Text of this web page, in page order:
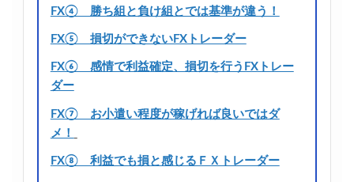
FX④ 勝ち組と負け組とでは基準が違う！
FX⑤ 損切ができないFXトレーダー
FX⑥ 感情で利益確定、損切を行うFXトレー
ダー
FX⑦ お小遣い程度が稼げれば良いではダ
メ！
FX⑧ 利益でも損と感じるＦＸトレーダー